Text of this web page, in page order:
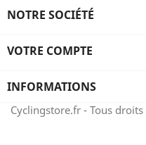
NOTRE SOCIÉTÉ
VOTRE COMPTE
INFORMATIONS
Cyclingstore.fr - Tous droits